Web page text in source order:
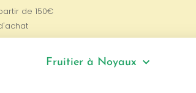
de 150€
Fruitier à Noyaux